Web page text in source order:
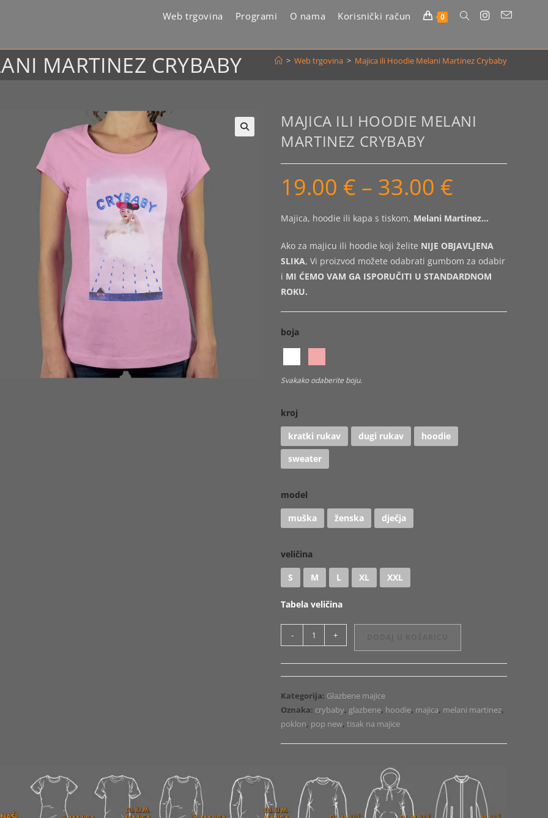
Web trgovina Programi O nama Korisnički račun 0 Uključi/isključi
pretragu
web-
stranice
MARTINEZ CRYBABY > Web trgovina > Majica ili Hoodie Melani Martinez Crybaby
MAJICA ILI HOODIE MELANI
MARTINEZ CRYBABY
19.00 € – 33.00 €
do
33.00 €
Majica, hoodie ili kapa s tiskom, Melani Martinez…
Ako za majicu ili hoodie koji želite NIJE OBJAVLJENA
SLIKA, Vi proizvod možete odabrati gumbom za odabir
i MI ĆEMO VAM GA ISPORUČITI U STANDARDNOM
ROKU.
boja
Svakako odaberite boju.
kroj
kratki rukav
dugi rukav
hoodie
sweater
model
muška
ženska dječja
veličina
S
M L XL XXL
Tabela veličina
ili
Hoodie
Melani
Martinez
Crybaby
količina
- +
Kategorija: Glazbene majice
Oznaka: crybaby, glazbene, hoodie, majica, melani martinez,
poklon, pop new,tisak na majice